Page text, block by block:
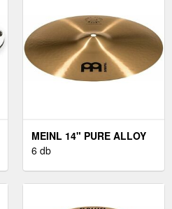
MEINL 14" PURE ALLOY
MEDIUM HIHAT
6 db